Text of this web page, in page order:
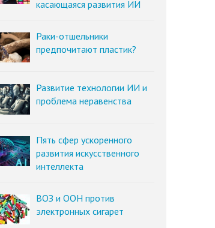
касающаяся развития ИИ
Раки-отшельники
предпочитают пластик?
Развитие технологии ИИ и
проблема неравенства
Пять сфер ускоренного
развития искусственного
интеллекта
ВОЗ и ООН против
электронных сигарет